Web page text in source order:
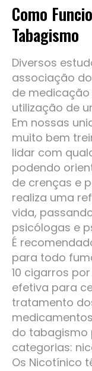
Como
Tabagismo
Diversos
associação
de
utilização de
Em nossas
muito bem
lidar com
podendo
de crenças e
realiza uma
vida,
psicólogas e
É
para todo
10 cigarros
efetiva para
tratamento
do tabagismo
categorias:
Os Nicotínico